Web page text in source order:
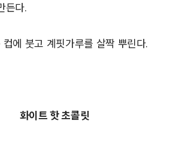
든다.
에 붓고 계핏가루를 살짝 뿌린다.
화이트 핫 초콜릿